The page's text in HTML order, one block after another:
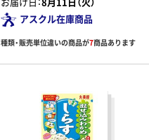
アスクル在庫商品
種類・販売単位違いの商品が7商品あります